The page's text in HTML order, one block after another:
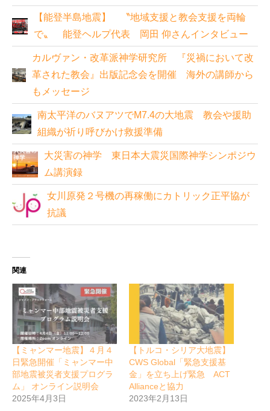
【能登半島地震】 〝地域支援と教会支援を両輪
で〟 能登ヘルプ代表 岡田 仰さんインタビュー
カルヴァン・改革派神学研究所 『災禍において改
革された教会』出版記念会を開催 海外の講師から
もメッセージ
南太平洋のバヌアツでM7.4の大地震 教会や援助
組織が祈り呼びかけ救援準備
大災害の神学 東日本大震災国際神学シンポジウ
ム講演録
女川原発２号機の再稼働にカトリック正平協が
抗議
関連
【ミャンマー地震】４月４
日緊急開催「ミャンマー中
部地震被災者支援プログラ
ム」 オンライン説明会
2025年4月3日
【トルコ・シリア大地震】
CWS Global「緊急支援基
金」を立ち上げ緊急 ACT
Allianceと協力
2023年2月13日